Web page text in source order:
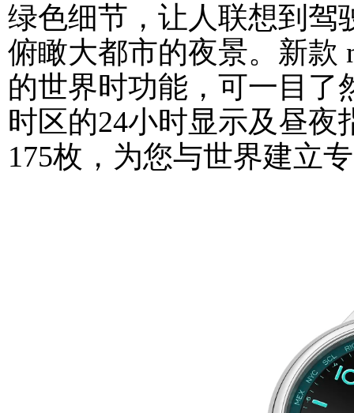
绿色细节，让人联想到驾
俯瞰大都市的夜景。新款
的世界时功能，可一目了
时区的24小时显示及昼
175枚，为您与世界建立